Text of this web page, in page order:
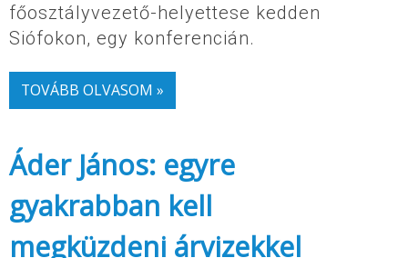
főosztályvezető-helyettese kedden
Siófokon, egy konferencián.
TOVÁBB OLVASOM »
Áder János: egyre
gyakrabban kell
megküzdeni árvizekkel